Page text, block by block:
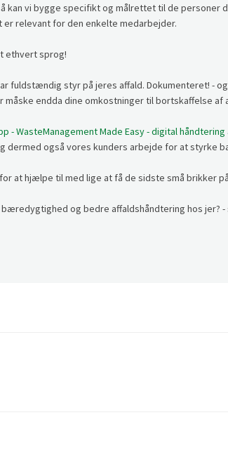
kan vi bygge specifikt og målrettet til de
relevant for den enkelte medarbejder.
ethvert sprog!
fuldstændig styr på jeres affald. Dokumenteret! -
endda dine omkostninger til bortskaffelse af
- WasteManagement Made Easy - digital håndtering
dermed også vores kunders arbejde for at styrke
for at hjælpe til med lige at få de sidste små brikker
og bedre affaldshåndtering hos jer?